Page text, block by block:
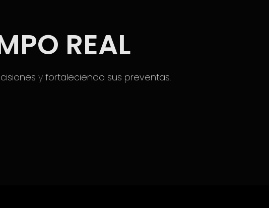
REAL
yfortaleciendo sus preventas.